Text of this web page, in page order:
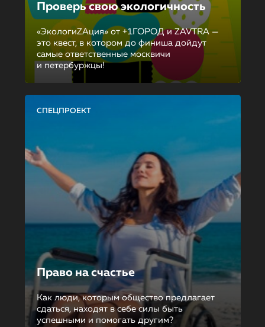
Проверь свою экологичность
«ЭкологиZAция» от +1ГОРОД и ZAVTRA —
это квест, в котором до финиша дойдут
самые ответственные москвичи
и петербуржцы!
СПЕЦПРОЕКТ
Право на счастье
Как люди, которым общество предлагает
сдаться, находят в себе силы быть
успешными и помогать другим?